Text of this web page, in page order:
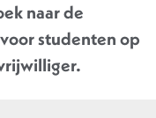
naar de
studenten op